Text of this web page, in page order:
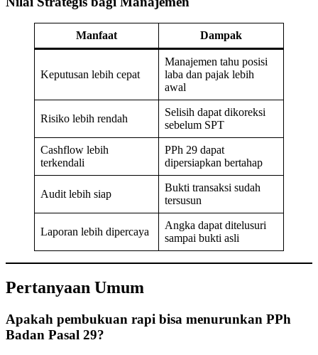
Manfaat Dampak
Keputusan lebih cepat
Manajemen tahu posisi
laba dan pajak lebih
awal
Risiko lebih rendah
Selisih dapat dikoreksi
sebelum SPT
Cashflow lebih
terkendali
PPh 29 dapat
dipersiapkan bertahap
Audit lebih siap
Bukti transaksi sudah
tersusun
Laporan lebih dipercaya
Angka dapat ditelusuri
sampai bukti asli
Pertanyaan Umum
Apakah pembukuan rapi bisa menurunkan PPh
Badan Pasal 29?